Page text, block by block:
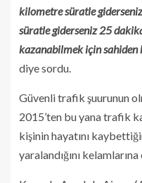
kilometre süratle
süratle giderseniz 25
kazanabilmek için sahiden
diye sordu.
Güvenli trafik şuurunun
2015’ten bu yana trafik
kişinin hayatını
yaralandığını